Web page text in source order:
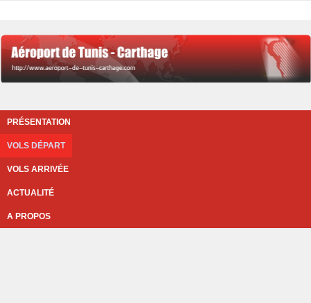
PRÉSENTATION
VOLS DÉPART
VOLS ARRIVÉE
ACTUALITÉ
A PROPOS